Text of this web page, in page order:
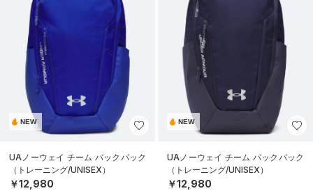
NEW
UAノーウェイ チーム バックパック
（トレーニング/UNISEX）
￥12,980
NEW
UAノーウェイ チーム バックパック
（トレーニング/UNISEX）
￥12,980